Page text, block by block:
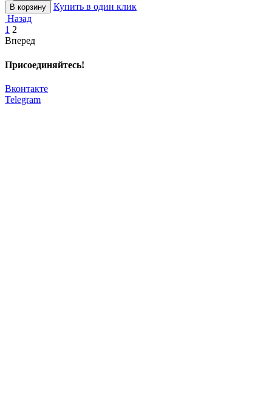
В корзину
Купить в один клик
Назад
1 2
Вперед
Присоединяйтесь!
Вконтакте
Telegram